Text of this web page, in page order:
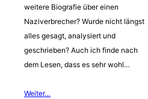
weitere Biografie über einen
Naziverbrecher? Wurde nicht längst
alles gesagt, analysiert und
geschrieben? Auch ich finde nach
dem Lesen, dass es sehr wohl…
Weiter…